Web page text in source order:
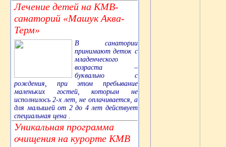
Лечение детей на КМВ-
санаторий «Машук Аква-
Терм»
В санатории
принимают деток с
младенческого
возраста –
буквально с
рождения, при этом пребывание
маленьких гостей, которым не
исполнилось 2-х лет, не оплачивается, а
для малышей от 2 до 4 лет действует
специальная цена .
Уникальная программа
очищения на курорте КМВ